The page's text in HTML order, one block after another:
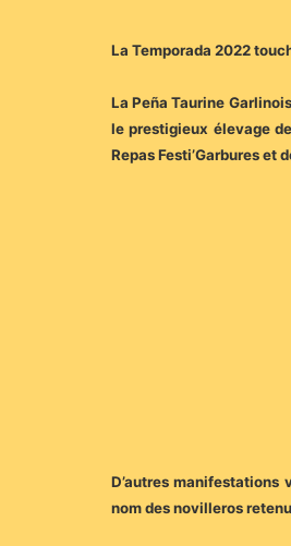
La Temporada 2022
La Peña Taurine
le prestigieux élevage
Repas Festi’Garbures et
D’autres manifestations
nom des novilleros